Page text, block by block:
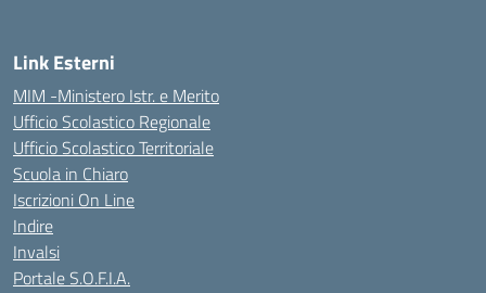
Link Esterni
MIM -Ministero Istr. e Merito
Ufficio Scolastico Regionale
Ufficio Scolastico Territoriale
Scuola in Chiaro
Iscrizioni On Line
Indire
Invalsi
Portale S.O.F.I.A.